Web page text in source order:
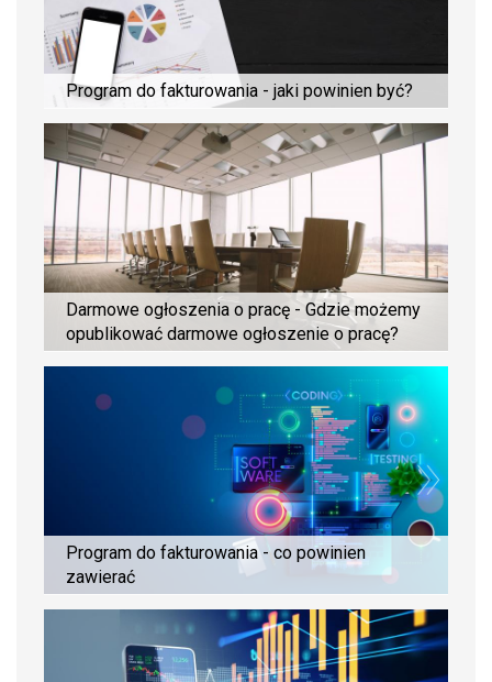
Program do fakturowania - jaki powinien być?
Darmowe ogłoszenia o pracę - Gdzie możemy
opublikować darmowe ogłoszenie o pracę?
Program do fakturowania - co powinien
zawierać